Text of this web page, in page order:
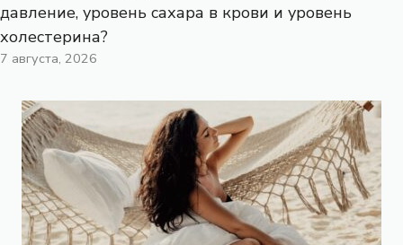
давление, уровень сахара в крови и уровень
холестерина?
7 августа, 2026